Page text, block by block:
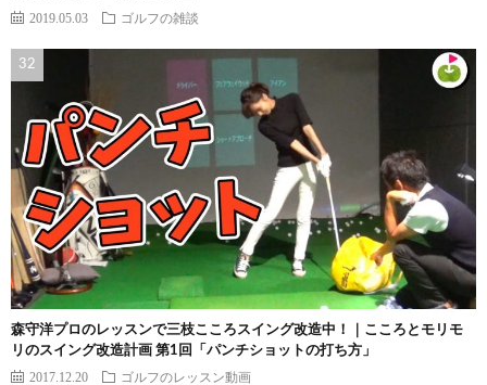
2019.05.03 ゴルフの雑談
森守洋プロのレッスンで三枝こころスイング改造中！｜こころとモリモ
リのスイング改造計画 第1回「パンチショットの打ち方」
2017.12.20 ゴルフのレッスン動画